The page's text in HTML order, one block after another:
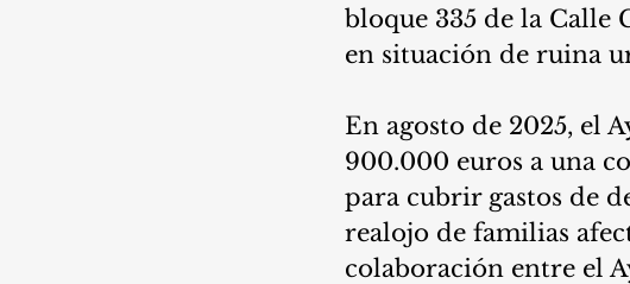
bloque 335 de la Calle
en situación de ruina
En agosto de 2025, el
900.000 euros a una
para cubrir gastos de
realojo de familias
colaboración entre el